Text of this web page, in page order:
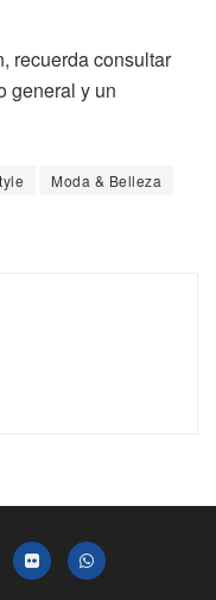
recuerda consultar
general y un
Moda & Belleza